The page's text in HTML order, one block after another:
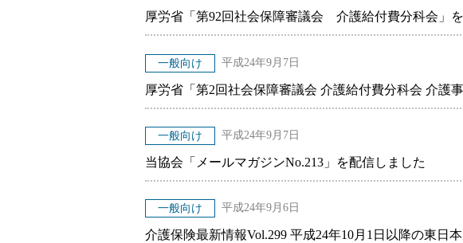
厚労省「第92回社会保障審議会 介護給付費分科会」
一般向け 平成24年9月7日
厚労省「第2回社会保障審議会 介護給付費分科会 介護
一般向け 平成24年9月7日
当協会「メールマガジンNo.213」を配信しました
一般向け 平成24年9月6日
介護保険最新情報Vol.299 平成24年10月1日以降の東日